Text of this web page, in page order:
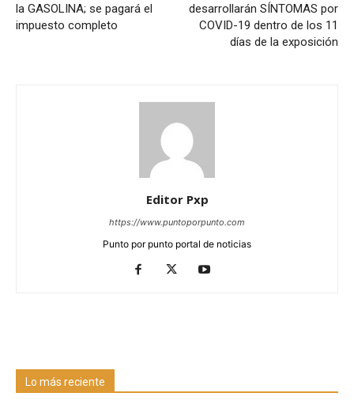
la GASOLINA; se pagará el
impuesto completo
desarrollarán SÍNTOMAS por
COVID-19 dentro de los 11
días de la exposición
Editor Pxp
https://www.puntoporpunto.com
Punto por punto portal de noticias
Lo más reciente